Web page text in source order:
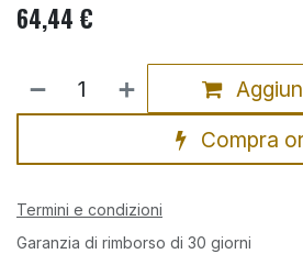
64,44 €
Compra
Termini e condizioni
Garanzia di rimborso di 30 giorni